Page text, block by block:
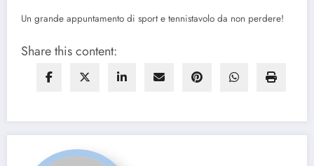
Un grande appuntamento di sport e tennistavolo da non perdere!
Share this content: